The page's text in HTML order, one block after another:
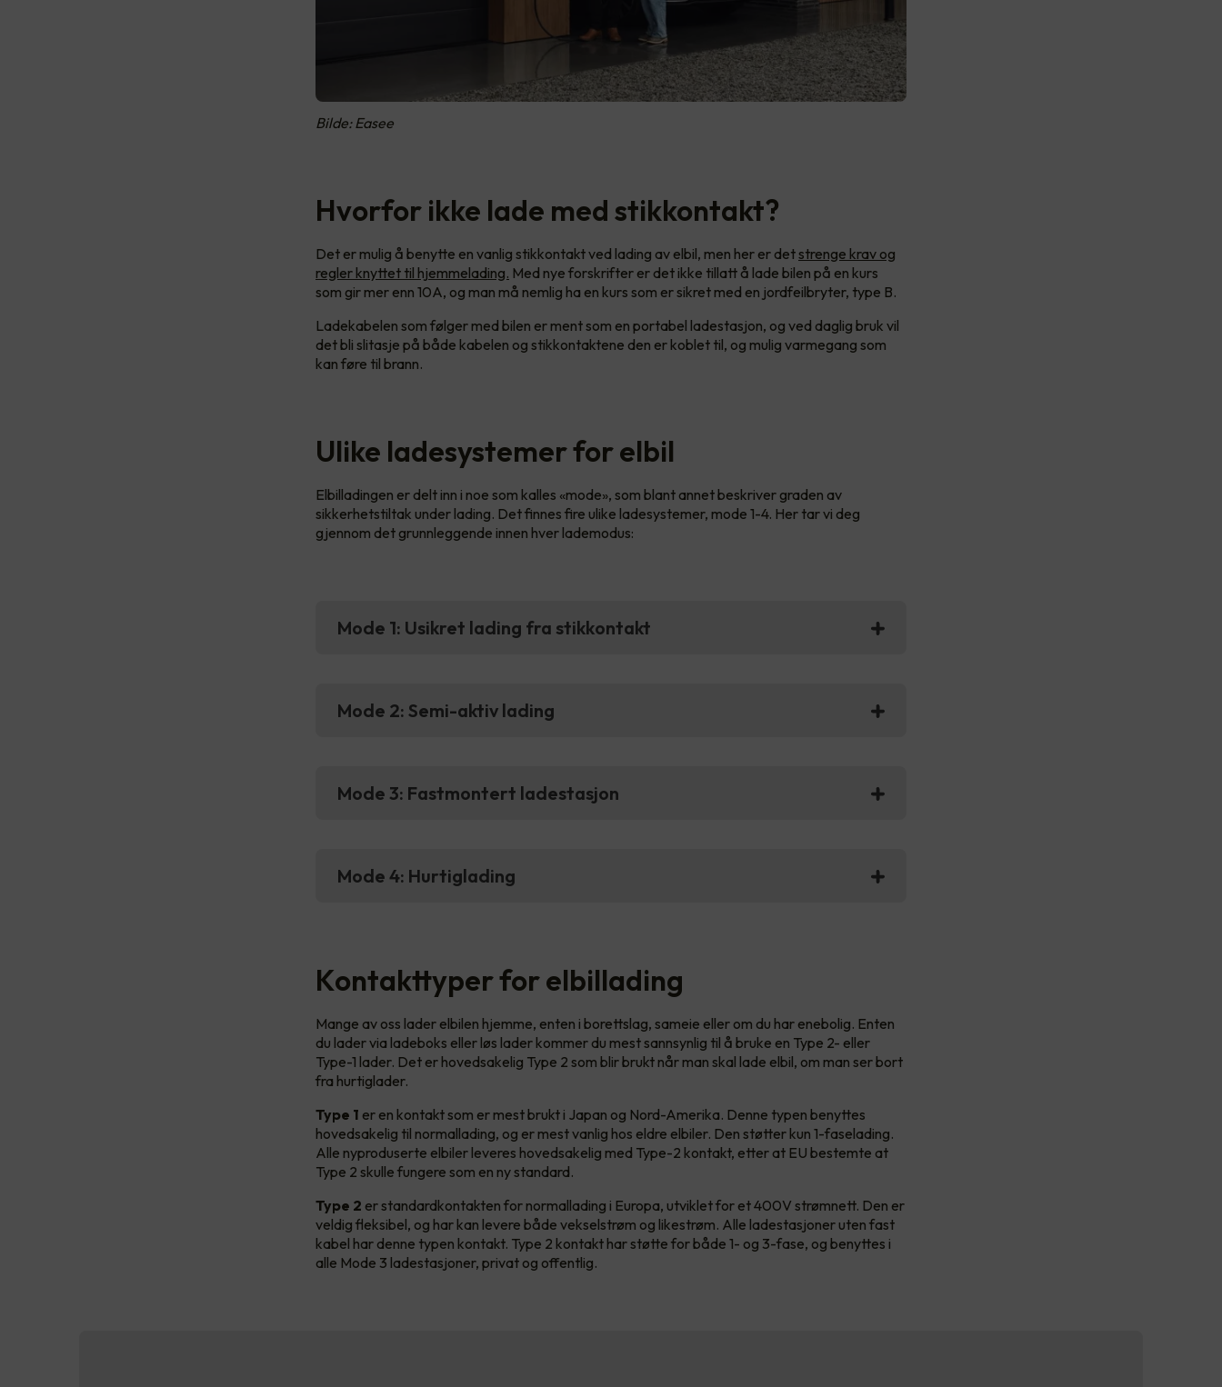
Bilde: Easee
Hvorfor ikke lade med stikkontakt?
Det er mulig å benytte en vanlig stikkontakt ved lading av elbil, men her er detstrenge krav og
regler knyttet til hjemmelading. Med nye forskrifter er det ikke tillatt å lade bilen på en kurs
som gir mer enn 10A, og man må nemlig ha en kurs som er sikret med en jordfeilbryter, type B.
Ladekabelen som følger med bilen er ment som en portabel ladestasjon, og ved daglig bruk vil
det bli slitasje på både kabelen og stikkontaktene den er koblet til, og mulig varmegang som
kan føre til brann.
Ulike ladesystemer for elbil
Elbilladingen er delt inn i noe som kalles «mode», som blant annet beskriver graden av
sikkerhetstiltak under lading. Det finnes fire ulike ladesystemer, mode 1-4. Her tar vi deg
gjennom det grunnleggende innen hver lademodus:
Mode 1: Usikret lading fra stikkontakt
Mode 2: Semi-aktiv lading
Mode 3: Fastmontert ladestasjon
Mode 4: Hurtiglading
Kontakttyper for elbillading
Mange av oss lader elbilen hjemme, enten i borettslag, sameie eller om du har enebolig. Enten
du lader via ladeboks eller løs lader kommer du mest sannsynlig til å bruke en Type 2- eller
Type-1 lader. Det er hovedsakelig Type 2 som blir brukt når man skal lade elbil, om man ser bort
fra hurtiglader.
Type 1 er en kontakt som er mest brukt i Japan og Nord-Amerika. Denne typen benyttes
hovedsakelig til normallading, og er mest vanlig hos eldre elbiler. Den støtter kun 1-faselading.
Alle nyproduserte elbiler leveres hovedsakelig med Type-2 kontakt, etter at EU bestemte at
Type 2 skulle fungere som en ny standard.
Type 2 er standardkontakten for normallading i Europa, utviklet for et 400V strømnett. Den er
veldig fleksibel, og har kan levere både vekselstrøm og likestrøm. Alle ladestasjoner uten fast
kabel har denne typen kontakt. Type 2 kontakt har støtte for både 1- og 3-fase, og benyttes i
alle Mode 3 ladestasjoner, privat og offentlig.